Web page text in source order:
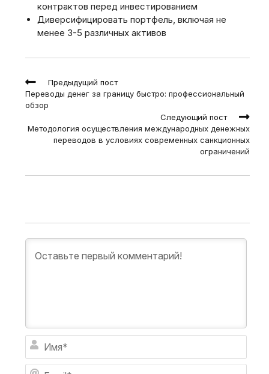
контрактов перед инвестированием
Диверсифицировать портфель, включая не
менее 3-5 различных активов
Read
more
articles
Предыдущий пост
Переводы денег за границу быстро: профессиональный
обзор
Следующий пост
Методология осуществления международных денежных
переводов в условиях современных санкционных
ограничений
я